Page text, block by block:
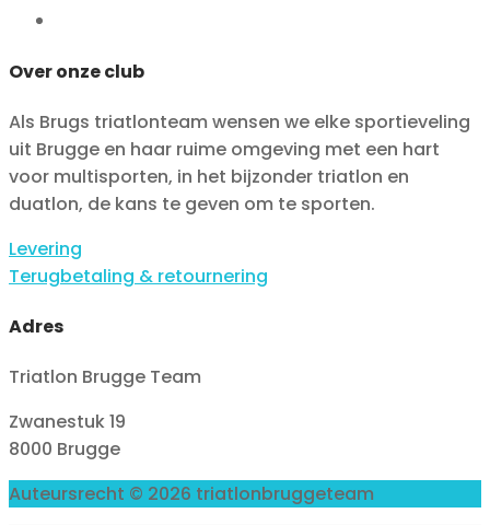
Over onze club
Als Brugs triatlonteam wensen we elke sportieveling
uit Brugge en haar ruime omgeving met een hart
voor multisporten, in het bijzonder triatlon en
duatlon, de kans te geven om te sporten.
Levering
Terugbetaling & retournering
Adres
Triatlon Brugge Team
Zwanestuk 19
8000 Brugge
Auteursrecht © 2026 triatlonbruggeteam